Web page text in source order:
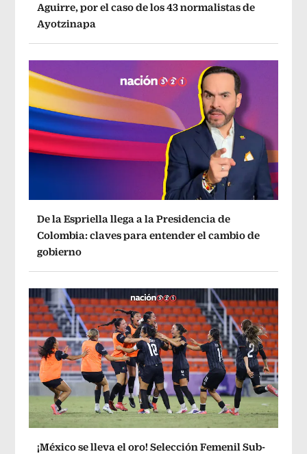
Aguirre, por el caso de los 43 normalistas de
Ayotzinapa
De la Espriella llega a la Presidencia de
Colombia: claves para entender el cambio de
gobierno
¡México se lleva el oro! Selección Femenil Sub-